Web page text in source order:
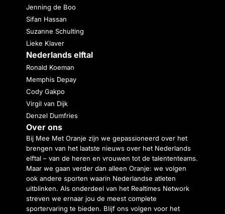
Jenning de Boo
Sifan Hassan
Suzanne Schulting
Lieke Klaver
Nederlands elftal
Ronald Koeman
Memphis Depay
Cody Gakpo
Virgil van Dijk
Denzel Dumfries
Over ons
Bij Mee Met Oranje zijn we gepassioneerd over het
brengen van het laatste nieuws over het Nederlands
elftal – van de heren en vrouwen tot de talententeams.
Maar we gaan verder dan alleen Oranje: we volgen
ook andere sporten waarin Nederlandse atleten
uitblinken. Als onderdeel van het Realtimes Network
streven we ernaar jou de meest complete
sportervaring te bieden. Blijf ons volgen voor het